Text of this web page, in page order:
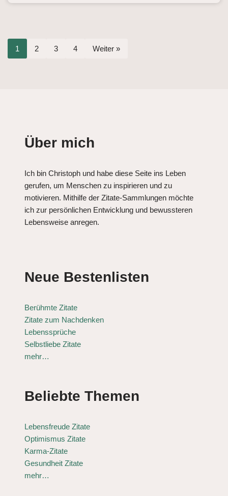
1 2 3 4 Weiter »
Über mich
Ich bin Christoph und habe diese Seite ins Leben
gerufen, um Menschen zu inspirieren und zu
motivieren. Mithilfe der Zitate-Sammlungen möchte
ich zur persönlichen Entwicklung und bewussteren
Lebensweise anregen.
Neue Bestenlisten
Berühmte Zitate
Zitate zum Nachdenken
Lebenssprüche
Selbstliebe Zitate
mehr…
Beliebte Themen
Lebensfreude Zitate
Optimismus Zitate
Karma-Zitate
Gesundheit Zitate
mehr…